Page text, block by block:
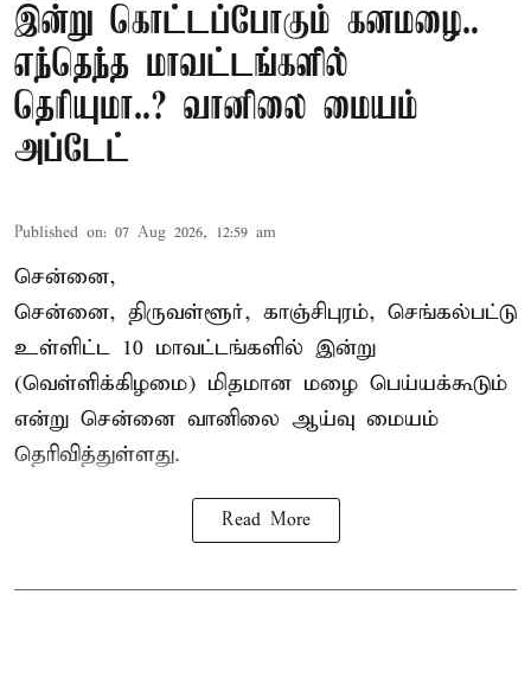
இன்று கொட்டப்போகும் கனமழை..
எந்தெந்த மாவட்டங்களில்
தெரியுமா..? வானிலை மையம்
அப்டேட்
Published on: 07 Aug 2026, 12:59 am
சென்னை,
சென்னை, திருவள்ளூர், காஞ்சிபுரம், செங்கல்பட்டு
உள்ளிட்ட 10 மாவட்டங்களில் இன்று
(வெள்ளிக்கிழமை) மிதமான மழை பெய்யக்கூடும்
என்று சென்னை வானிலை ஆய்வு மையம்
தெரிவித்துள்ளது.
Read More